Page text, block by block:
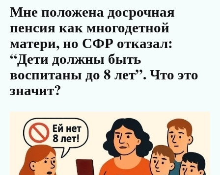
Мне положена досрочная
пенсия как многодетной
матери, но СФР отказал:
“Дети должны быть
воспитаны до 8 лет”. Что это
значит?